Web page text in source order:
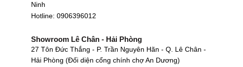
Ninh
Hotline: 0906396012
Showroom Lê Chân - Hải Phòng
27 Tôn Đức Thắng - P. Trần Nguyên Hãn - Q. Lê Chân -
Hải Phòng (Đối diện cổng chính chợ An Dương)